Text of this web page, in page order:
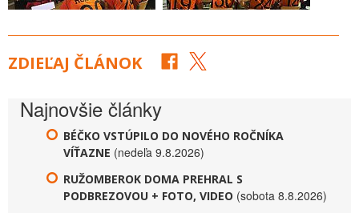
ZDIEĽAJ ČLÁNOK
Najnovšie články
BÉČKO VSTÚPILO DO NOVÉHO ROČNÍKA
VÍŤAZNE (nedeľa 9.8.2026)
RUŽOMBEROK DOMA PREHRAL S
PODBREZOVOU + FOTO, VIDEO (sobota 8.8.2026)